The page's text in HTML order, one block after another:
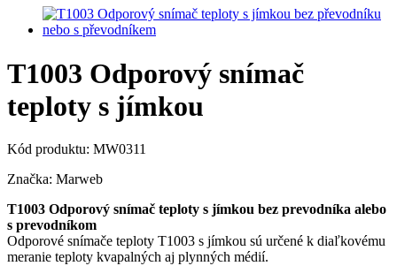
T1003 Odporový snímač
teploty s jímkou
Kód produktu: MW0311
Značka: Marweb
T1003 Odporový snímač teploty s jímkou bez prevodníka alebo
s prevodníkom
Odporové snímače teploty T1003 s jímkou sú určené k diaľkovému
meranie teploty kvapalných aj plynných médií.